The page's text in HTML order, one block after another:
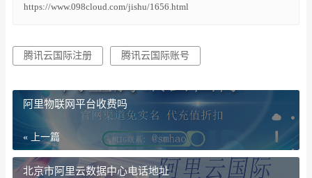
https://www.098cloud.com/jishu/1656.html
腾讯云国际注册 腾讯云国际账号
阿里物联网平台收费吗
« 上一篇
北京市阿里云数据中心电话地址